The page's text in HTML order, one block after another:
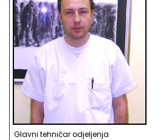
Glavni tehničar odjeljenja